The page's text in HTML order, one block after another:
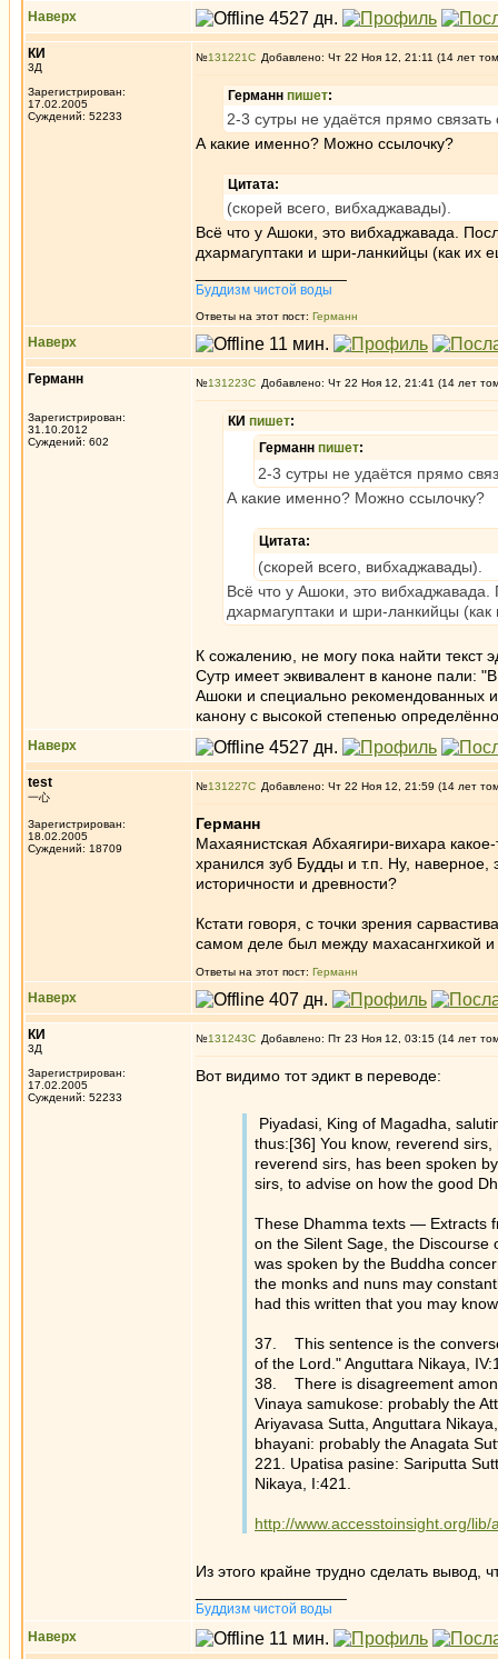
Наверх
КИ
3Д
Зарегистрирован:
17.02.2005
Суждений: 52233
№131221 Добавлено: Чт 22 Ноя 12, 21:11 (14 лет
Германн пишет:
2-3 сутры не удаётся прямо
А какие именно? Можно ссылочку?
Цитата:
(скорей всего, вибхаджавады).
Всё что у Ашоки, это вибхаджавада.
дхармагуптаки и шри-ланкийцы (как их
Буддизм чистой воды
Ответы на этот пост: Германн
Наверх
Германн
Зарегистрирован:
31.10.2012
Суждений: 602
№131223 Добавлено: Чт 22 Ноя 12, 21:41 (14 лет
КИ пишет:
Германн пишет:
2-3 сутры не удаётся прямо
А какие именно? Можно ссылочку?
Цитата:
(скорей всего, вибхаджавады).
Всё что у Ашоки, это
дхармагуптаки и шри-ланкийцы
К сожалению, не могу пока найти текст
Сутр имеет эквивалент в каноне пали:
Ашоки и специально рекомендованных
канону с высокой степенью
Наверх
test
一心
Зарегистрирован:
18.02.2005
Суждений: 18709
№131227 Добавлено: Чт 22 Ноя 12, 21:59 (14 лет
Германн
Махаянистская Абхаягири-вихара
хранился зуб Будды и т.п. Ну, наверное,
историчности и древности?
Кстати говоря, с точки зрения
самом деле был между махасангхикой и
Ответы на этот пост: Германн
Наверх
КИ
3Д
Зарегистрирован:
17.02.2005
Суждений: 52233
№131243 Добавлено: Пт 23 Ноя 12, 03:15 (14 лет
Вот видимо тот эдикт в переводе:
Piyadasi, King of Magadha,
thus:[36] You know, reverend
reverend sirs, has been spoken
sirs, to advise on how the good
These Dhamma texts — Extracts
on the Silent Sage, the Discourse
was spoken by the Buddha
the monks and nuns may
had this written that you may
37. This sentence is the
of the Lord." Anguttara Nikaya,
38. There is disagreement
Vinaya samukose: probably the
Ariyavasa Sutta, Anguttara
bhayani: probably the Anagata
221. Upatisa pasine: Sariputta
Nikaya, I:421.
http://www.accesstoinsight.org/
Из этого крайне трудно сделать вывод,
Буддизм чистой воды
Наверх